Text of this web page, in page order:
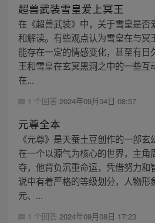
超兽武装雪皇爱上冥王
在《超兽武装》中，关于雪皇是否
和解读。有些观点认为雪皇在与冥
能存在一定的情感变化，甚至有日
王和雪皇在玄冥黑洞之中的一些互
在...
1 个回答 2024年09月04日 08:57
元尊全本
《元尊》是天蚕土豆创作的一部
在一个以源气为核心的世界，主角
夺，他背负沉重命运，凭借努力和
说中有着严格的等级划分，人物形
元、...
1 个回答 2024年09月08日 17:23